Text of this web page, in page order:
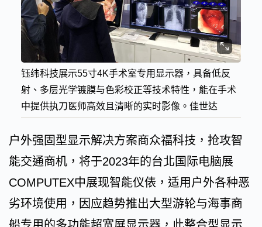
钰纬科技展示55寸4K手术室专用显示器，具备低反
射、多层光学镀膜与色彩校正等技术特性，能在手术
中提供执刀医师高效且清晰的实时影像。佳世达
户外强固型显示解决方案商众福科技，抢攻智
能交通商机，将于2023年的台北国际电脑展
COMPUTEX中展现智能仪俵，适用户外各种恶
劣环境使用，因应趋势推出大型游轮与海事商